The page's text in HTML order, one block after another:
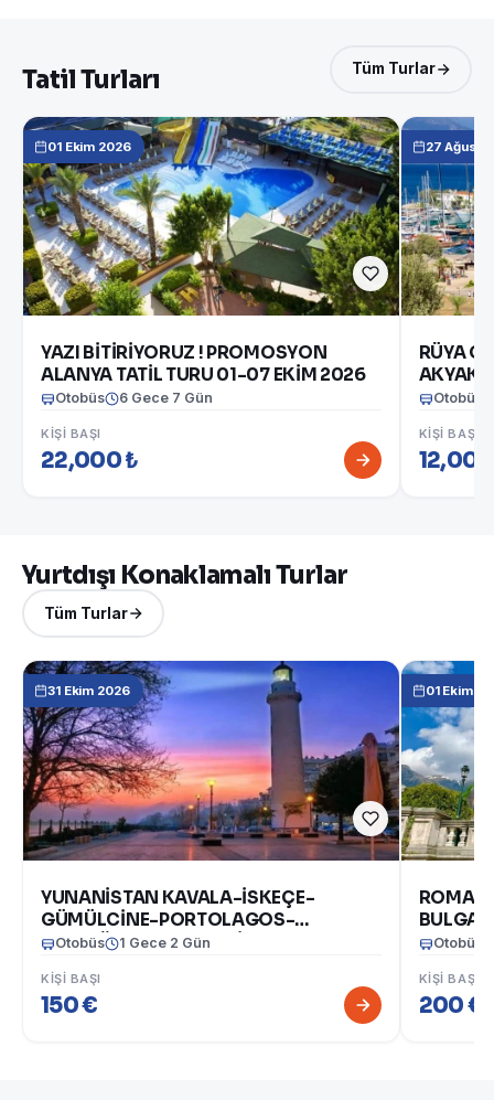
Tatil Turları Tüm Turlar
01 Ekim 2026
YAZI BİTİRİYORUZ ! PROMOSYON
ALANYA TATİL TURU 01-07 EKİM 2026
Otobüs 6 Gece 7 Gün
KIŞI BAŞI
22,000 ₺
27
RÜYA
AKYAKA -
2026
Otobüs
KIŞI BAŞI
Yurtdışı Konaklamalı Turlar
Tüm Turlar
31 Ekim 2026
YUNANİSTAN KAVALA-İSKEÇE-
GÜMÜLCİNE-PORTOLAGOS-
DEDEAĞAÇ TURU 31 EKİM-1 KASIM
Otobüs 1 Gece 2 Gün
KIŞI BAŞI
150 €
01 Ekim
Otobüs
KIŞI BAŞI
200 €